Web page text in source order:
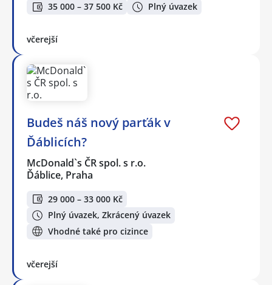
35 000 – 37 500 Kč Plný úvazek
včerejší
Budeš náš nový parťák v
Ďáblicích?
McDonald`s ČR spol. s r.o.
Ďáblice, Praha
29 000 – 33 000 Kč
Plný úvazek, Zkrácený úvazek
Vhodné také pro cizince
včerejší